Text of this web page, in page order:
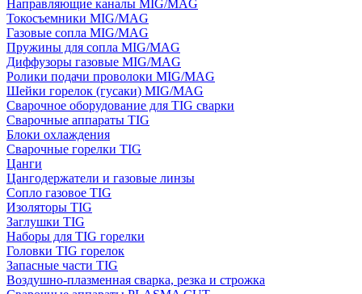
Направляющие каналы MIG/MAG
Токосъемники MIG/MAG
Газовые сопла MIG/MAG
Пружины для сопла MIG/MAG
Диффузоры газовые MIG/MAG
Ролики подачи проволоки MIG/MAG
Шейки горелок (гусаки) MIG/MAG
Сварочное оборудование для TIG сварки
Сварочные аппараты TIG
Блоки охлаждения
Сварочные горелки TIG
Цанги
Цангодержатели и газовые линзы
Сопло газовое TIG
Изоляторы TIG
Заглушки TIG
Наборы для TIG горелки
Головки TIG горелок
Запасные части TIG
Воздушно-плазменная сварка, резка и строжка